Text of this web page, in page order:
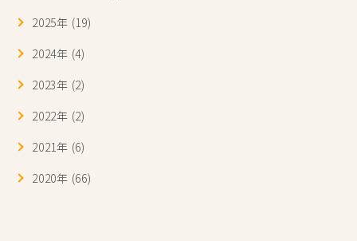
2025年 (19)
2024年 (4)
2023年 (2)
2022年 (2)
2021年 (6)
2020年 (66)